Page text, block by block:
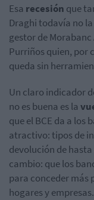
Esa recesión que
Draghi todavía no
gestor de
Purriños quien, por
queda sin
Un claro indicador
no es buena es la
que el BCE da a los
atractivo: tipos de
devolución de
cambio: que los
para conceder más
hogares y empresas.